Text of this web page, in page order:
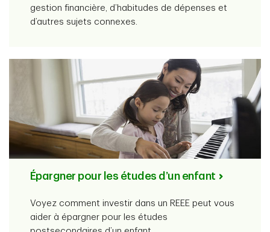
gestion financière, d’habitudes de dépenses et
d’autres sujets connexes.
Épargner pour les études d’un enfant
Voyez comment investir dans un REEE peut vous
aider à épargner pour les études